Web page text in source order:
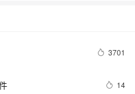
3701
14